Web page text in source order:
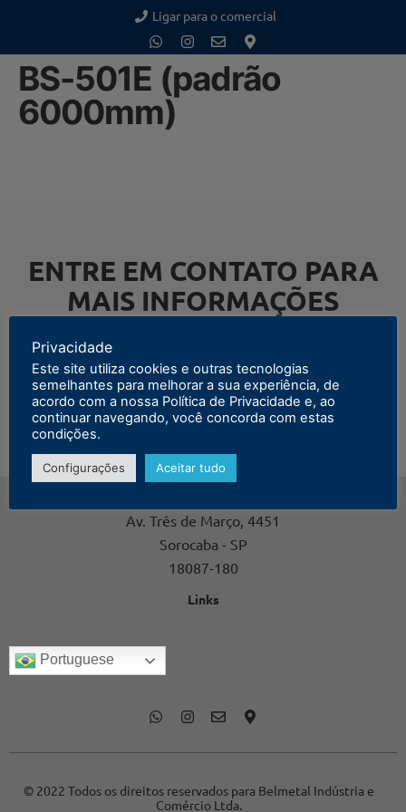
Ligar para o comercial
BS-501E (padrão
6000mm)
ENTRE EM CONTATO PARA
MAIS INFORMAÇÕES
ENTRAR EM CONTATO
Av. Três de Março, 4451
Sorocaba - SP
18087-180
Links
Portuguese
© 2022 Todos os direitos reservados para Belmetal Indústria e
Comércio Ltda.
Privacidade
Este site utiliza cookies e outras tecnologias
semelhantes para melhorar a sua experiência, de
acordo com a nossa Política de Privacidade e, ao
continuar navegando, você concorda com estas
condições.
Configurações Aceitar tudo